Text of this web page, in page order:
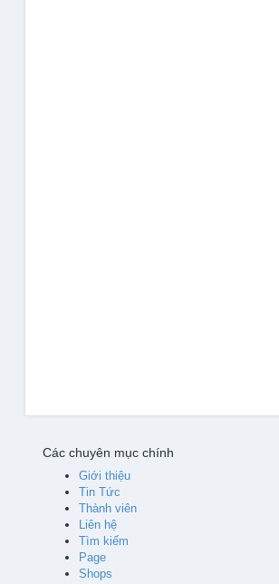
Các chuyên mục chính
Giới thiệu
Tin Tức
Thành viên
Liên hệ
Tìm kiếm
Page
Shops